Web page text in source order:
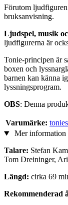
Förutom ljudfiguren
bruksanvisning.
Ljudspel, musik
ljudfigurerna är
Tonie-principen är
boxen och
barnen kan känna
lyssningsprogram.
OBS: Denna
Varumärke: tonies
Mer information
Talare: Stefan
Tom Dreininger,
Längd: cirka 69
Rekommenderad